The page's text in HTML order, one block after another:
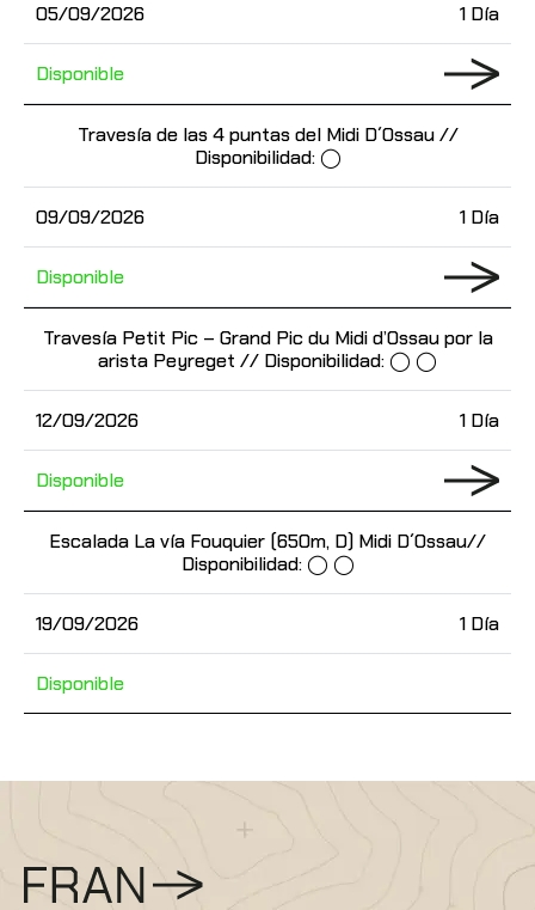
05/09/2026 1 Día
Disponible
09/09/2026
Travesía de las 4 puntas del Midi D´Ossau //
Disponibilidad: ◯
1 Día
Disponible
12/09/2026
Travesía Petit Pic – Grand Pic du Midi d’Ossau por la
arista Peyreget // Disponibilidad: ◯ ◯
1 Día
Disponible
19/09/2026
Escalada La vía Fouquier (650m, D) Midi D´Ossau//
Disponibilidad: ◯ ◯
1 Día
Disponible